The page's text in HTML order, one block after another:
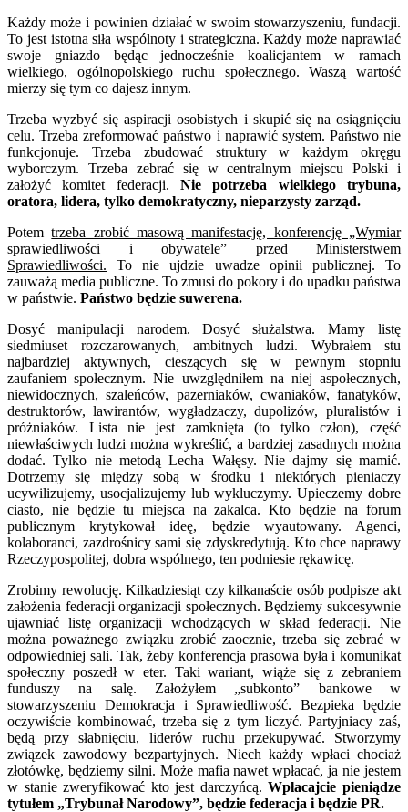
Każdy może i powinien działać w swoim stowarzyszeniu, fundacji.
To jest istotna siła wspólnoty i strategiczna. Każdy może naprawiać
swoje gniazdo będąc jednocześnie koalicjantem w ramach
wielkiego, ogólnopolskiego ruchu społecznego. Waszą wartość
mierzy się tym co dajesz innym.
Trzeba wyzbyć się aspiracji osobistych i skupić się na osiągnięciu
celu. Trzeba zreformować państwo i naprawić system. Państwo nie
funkcjonuje. Trzeba zbudować struktury w każdym okręgu
wyborczym. Trzeba zebrać się w centralnym miejscu Polski i
założyć komitet federacji. Nie potrzeba wielkiego trybuna,
oratora, lidera, tylko demokratyczny, nieparzysty zarząd.
Potemtrzeba zrobić masową manifestację, konferencję „Wymiar
sprawiedliwości i obywatele” przed Ministerstwem
Sprawiedliwości. To nie ujdzie uwadze opinii publicznej. To
zauważą media publiczne. To zmusi do pokory i do upadku państwa
w państwie. Państwo będzie suwerena.
Dosyć manipulacji narodem. Dosyć służalstwa. Mamy listę
siedmiuset rozczarowanych, ambitnych ludzi. Wybrałem stu
najbardziej aktywnych, cieszących się w pewnym stopniu
zaufaniem społecznym. Nie uwzględniłem na niej aspołecznych,
niewidocznych, szaleńców, pazerniaków, cwaniaków, fanatyków,
destruktorów, lawirantów, wygładzaczy, dupolizów, pluralistów i
próżniaków. Lista nie jest zamknięta (to tylko człon), część
niewłaściwych ludzi można wykreślić, a bardziej zasadnych można
dodać. Tylko nie metodą Lecha Wałęsy. Nie dajmy się mamić.
Dotrzemy się między sobą w środku i niektórych pieniaczy
ucywilizujemy, usocjalizujemy lub wykluczymy. Upieczemy dobre
ciasto, nie będzie tu miejsca na zakalca. Kto będzie na forum
publicznym krytykował ideę, będzie wyautowany. Agenci,
kolaboranci, zazdrośnicy sami się zdyskredytują. Kto chce naprawy
Rzeczypospolitej, dobra wspólnego, ten podniesie rękawicę.
Zrobimy rewolucję. Kilkadziesiąt czy kilkanaście osób podpisze akt
założenia federacji organizacji społecznych. Będziemy sukcesywnie
ujawniać listę organizacji wchodzących w skład federacji. Nie
można poważnego związku zrobić zaocznie, trzeba się zebrać w
odpowiedniej sali. Tak, żeby konferencja prasowa była i komunikat
społeczny poszedł w eter. Taki wariant, wiąże się z zebraniem
funduszy na salę. Założyłem „subkonto” bankowe w
stowarzyszeniu Demokracja i Sprawiedliwość. Bezpieka będzie
oczywiście kombinować, trzeba się z tym liczyć. Partyjniacy zaś,
będą przy słabnięciu, liderów ruchu przekupywać. Stworzymy
związek zawodowy bezpartyjnych. Niech każdy wpłaci chociaż
złotówkę, będziemy silni. Może mafia nawet wpłacać, ja nie jestem
w stanie zweryfikować kto jest darczyńcą.Wpłacajcie pieniądze
tytułem „Trybunał Narodowy”, będzie federacja i będzie PR.